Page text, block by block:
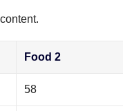
Food 2
58